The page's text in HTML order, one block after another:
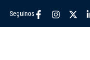
Seguinos